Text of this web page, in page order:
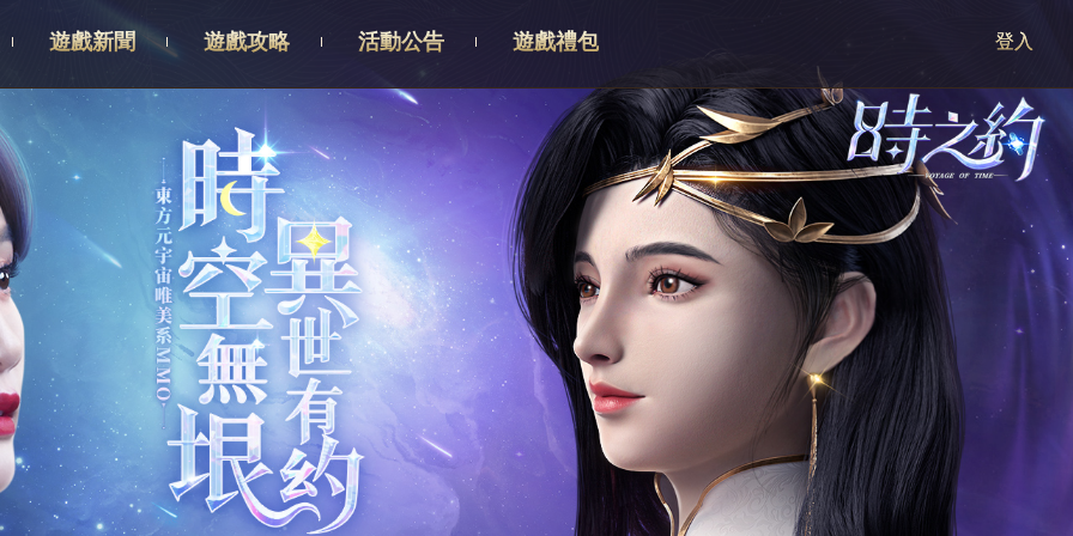
遊戲新聞 遊戲攻略 活動公告 遊戲禮包 登入